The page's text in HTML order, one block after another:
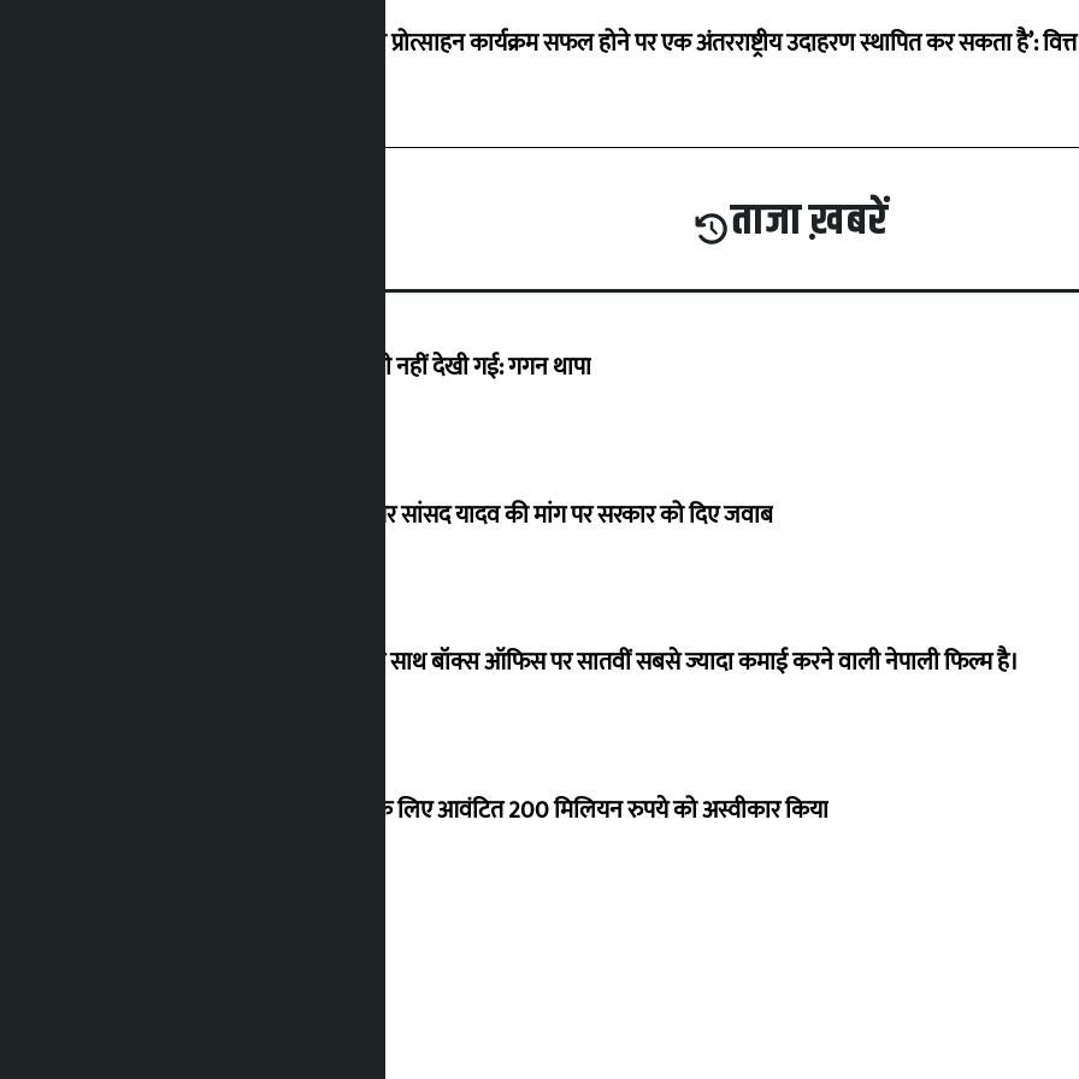
‘करदाता प्रोत्साहन कार्यक्रम सफल होने पर एक अंतरराष्ट्रीय उदाहरण स्थापित कर सकता है’: वित्त
ताजा ख़बरें
मैं ऐसी अराजकता देख रहा हूं जो देश में कभी नहीं देखी गई: गगन थापा
विधानसभा अध्यक्ष ने ढल्केबार ट्रॉमा सेंटर पर सांसद यादव की मांग पर सरकार को दिए जवाब
‘गौंथली’ 17.75 करोड़ रुपये के कलेक्शन के साथ बॉक्स ऑफिस पर सातवीं सबसे ज्यादा कमाई करने वाली नेपाली फिल्म है।
शेखर ने कोईराला आवास के नवीनीकरण के लिए आवंटित 200 मिलियन रुपये को अस्वीकार किया